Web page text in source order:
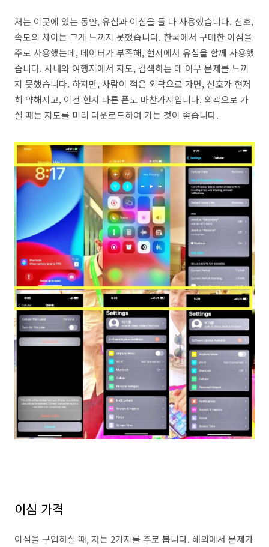
저는 이곳에 있는 동안, 유심과 이심을 둘 다 사용했습니다. 신호,
속도의 차이는 크게 느끼지 못했습니다. 한국에서 구매한 이심을
주로 사용했는데, 데이터가 부족해, 현지에서 유심을 함께 사용했
습니다. 시내와 여행지에서 지도, 검색하는 데 아무 문제를 느끼
지 못했습니다. 하지만, 사람이 적은 외곽으로 가면, 신호가 현저
히 약해지고, 이건 현지 다른 폰도 마찬가지입니다. 외곽으로 가
실 때는 지도를 미리 다운로드하여 가는 것이 좋습니다.
이심 가격
이심을 구입하실 때, 저는 2가지를 주로 봅니다. 해외에서 문제가